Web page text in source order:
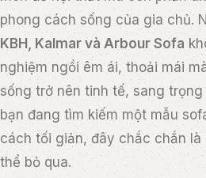
sofa phong cách tối giản
Newer
Related Posts